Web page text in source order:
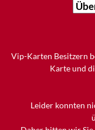
Vip-Karten Besitzern
Karte und
Leider konnten